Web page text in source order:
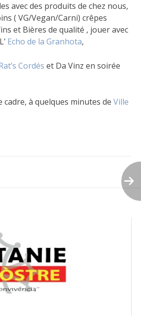
avec des produits de chez nous,
( VG/Vegan/Carni) crêpes
et Bières de qualité , jouer avec
Echo de la Granhota,
Cordés et Da Vinz en soirée
cadre, à quelques minutes de Ville